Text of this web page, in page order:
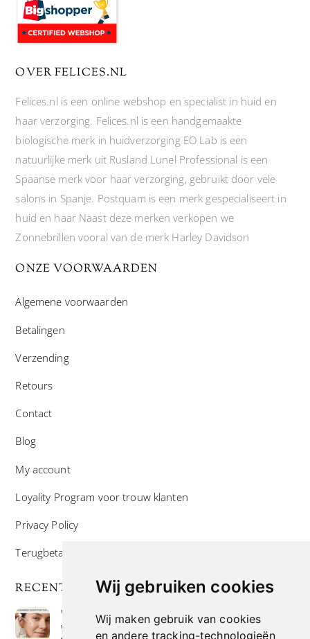
Wij gebruiken cookies
Wij maken gebruik van cookies
en andere tracking-technologieën
OVER FELICES.NL
Felices.nl is een online webshop en specialist in huid en
haar verzorging. Felices.nl is een handgemaakte
biologische merk in huidverzorging EO Lab is een
natuurlijke merk uit Rusland Lunel Professional is een
Spaanse merk voor haar verzorging, gebruikt door vele
salons in Spanje. Postquam is een merk gespecialiseert in
huid en haar Naast deze merken verkopen we
Zonnebrillen vooral van de merk Harley Davidson
ONZE VOORWAARDEN
Algemene voorwaarden
Betalingen
Verzending
Retours
Contact
Blog
My account
Loyality Program voor trouw klanten
Privacy Policy
Terugbetaal- en retourneringsbeleid
RECENTE POSTS
Wat is niacinamide? Voordelen, toepassingen en
waarom het overal in huidverzorgingsproducten